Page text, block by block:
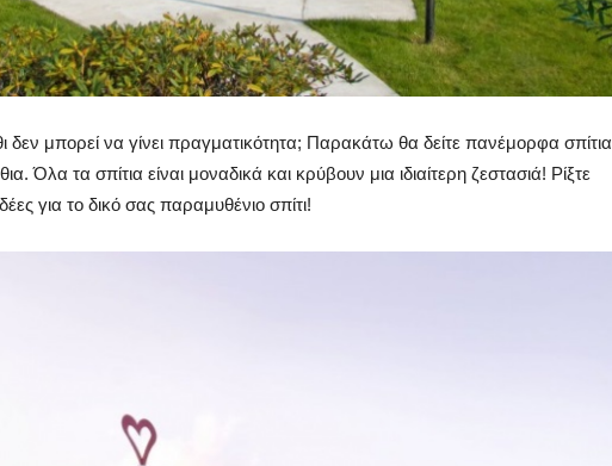
δεν μπορεί να γίνει πραγματικότητα; Παρακάτω θα δείτε πανέμορφα σπίτια
Όλα τα σπίτια είναι μοναδικά και κρύβουν μια ιδιαίτερη ζεστασιά! Ρίξτε
για το δικό σας παραμυθένιο σπίτι!